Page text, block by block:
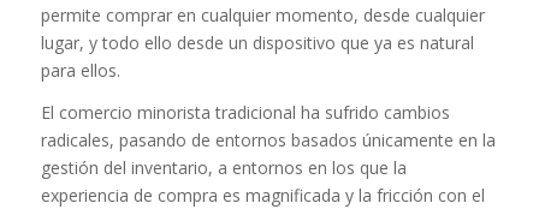
permite comprar en cualquier momento, desde cualquier
lugar, y todo ello desde un dispositivo que ya es natural
para ellos.
El comercio minorista tradicional ha sufrido cambios
radicales, pasando de entornos basados únicamente en la
gestión del inventario, a entornos en los que la
experiencia de compra es magnificada y la fricción con el